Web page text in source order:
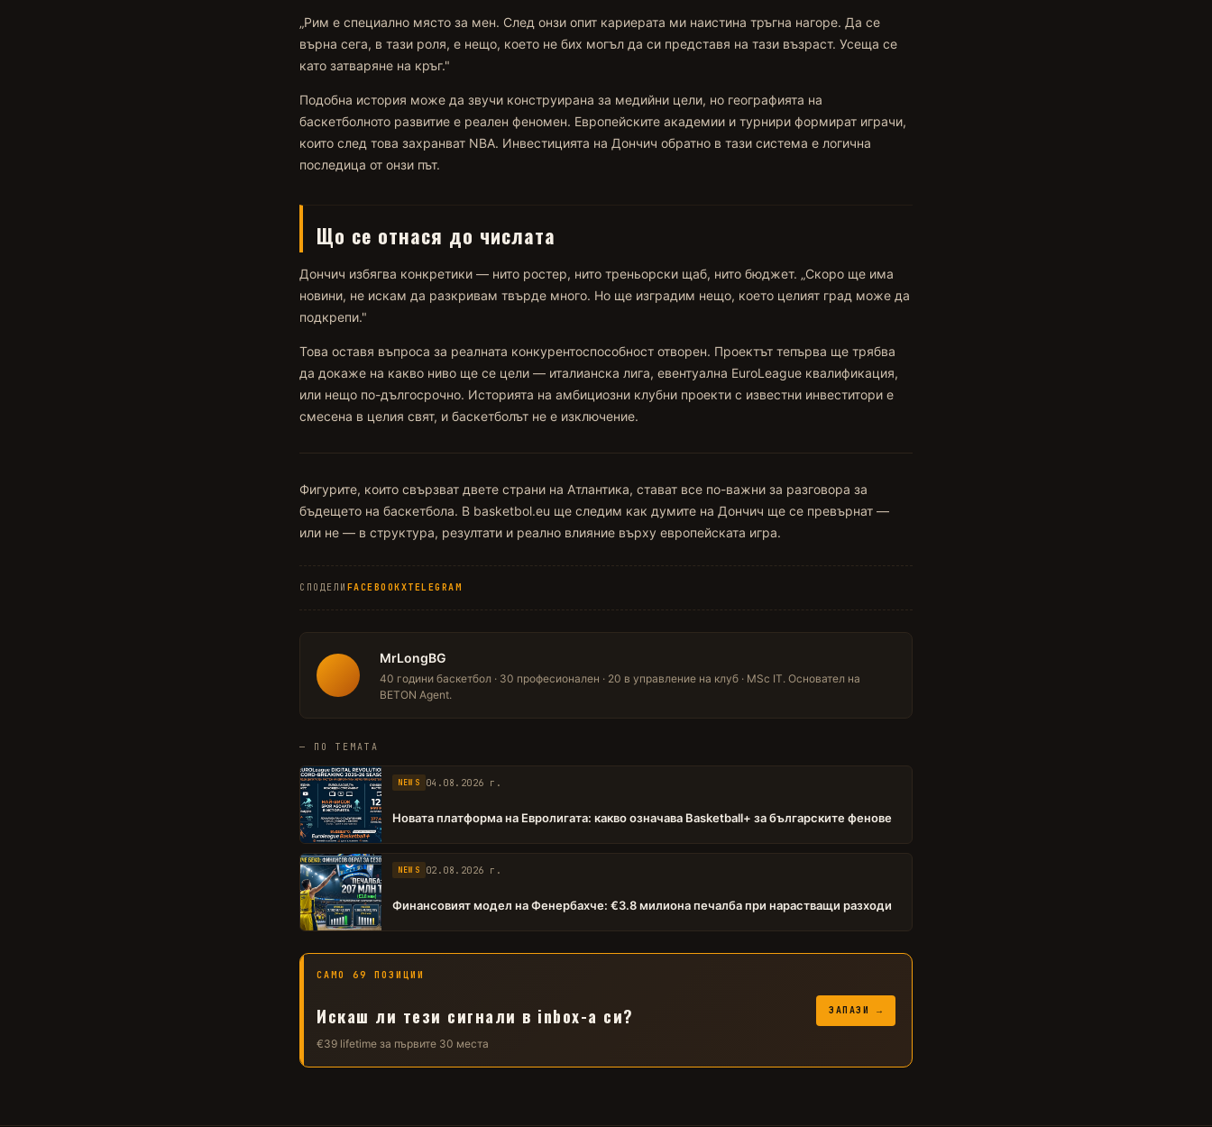
„Рим е специално място за мен. След онзи опит кариерата ми наистина тръгна нагоре. Да се
върна сега, в тази роля, е нещо, което не бих могъл да си представя на тази възраст. Усеща се
като затваряне на кръг."
Подобна история може да звучи конструирана за медийни цели, но географията на
баскетболното развитие е реален феномен. Европейските академии и турнири формират играчи,
които след това захранват NBA. Инвестицията на Дончич обратно в тази система е логична
последица от онзи път.
Що се отнася до числата
Дончич избягва конкретики — нито ростер, нито треньорски щаб, нито бюджет. „Скоро ще има
новини, не искам да разкривам твърде много. Но ще изградим нещо, което целият град може да
подкрепи."
Това оставя въпроса за реалната конкурентоспособност отворен. Проектът тепърва ще трябва
да докаже на какво ниво ще се цели — италианска лига, евентуална EuroLeague квалификация,
или нещо по-дългосрочно. Историята на амбициозни клубни проекти с известни инвеститори е
смесена в целия свят, и баскетболът не е изключение.
Фигурите, които свързват двете страни на Атлантика, стават все по-важни за разговора за
бъдещето на баскетбола. В basketbol.eu ще следим как думите на Дончич ще се превърнат —
или не — в структура, резултати и реално влияние върху европейската игра.
СПОДЕЛИ FACEBOOKXTELEGRAM
MrLongBG
40 години баскетбол · 30 професионален · 20 в управление на клуб · MSc IT. Основател на
BETON Agent.
— ПО ТЕМАТА
NEWS 04.08.2026 г.
Новата платформа на Евролигата: какво означава Basketball+ за българските фенове
NEWS 02.08.2026 г.
Финансовият модел на Фенербахче: €3.8 милиона печалба при нарастващи разходи
САМО 69 ПОЗИЦИИ
Искаш ли тези сигнали в inbox-а си?
€39 lifetime за първите 30 места
ЗАПАЗИ →